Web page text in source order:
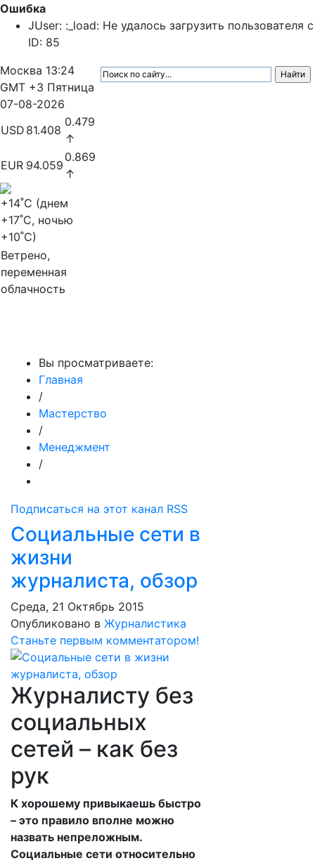
Ошибка
JUser: :_load: Не удалось загрузить пользователя с
ID: 85
Москва 13:24
GMT +3 Пятница
07-08-2026
USD 81.408
0.479
↑
EUR 94.059
0.869
↑
+14˚C (днем
+17˚C, ночью
+10˚C)
Ветрено,
переменная
облачность
Вы просматриваете:
Главная
/
Мастерство
/
Менеджмент
/
Подписаться на этот канал RSS
Социальные сети в
жизни
журналиста, обзор
Среда, 21 Октябрь 2015
Опубликовано в Журналистика
Станьте первым комментатором!
Журналисту без
социальных
сетей – как без
рук
К хорошему привыкаешь быстро
– это правило вполне можно
назвать непреложным.
Социальные сети относительно